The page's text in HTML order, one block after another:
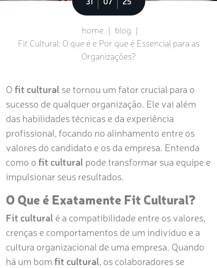
home | blog |
Fit Cultural: O que é e Por que é Essencial para as
Organizações?
O fit cultural se tornou um fator crucial para o
sucesso de qualquer organização. Ele vai além
das habilidades técnicas e da experiência
profissional, focando no alinhamento entre os
valores do candidato e os da empresa. Entenda
como o fit cultural pode transformar sua equipe e
impulsionar seus resultados.
O Que é Exatamente Fit Cultural?
Fit cultural é a compatibilidade entre os valores,
crenças e comportamentos de um indivíduo e a
cultura organizacional de uma empresa. Quando
há um bom fit cultural, os colaboradores se